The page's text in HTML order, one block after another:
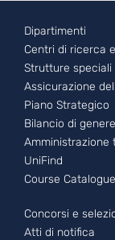
Footer - 1
Dipartimenti
Centri di ricerca
Strutture speciali
Assicurazione
Piano Strategico
Bilancio di genere
Amministrazione
UniFind
Course Catalogue
Footer -
Concorsi e
Atti di notifica